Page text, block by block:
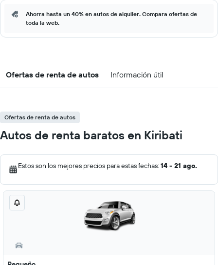
Ahorra hasta un 40% en autos de alquiler. Compara ofertas de
toda la web.
Ofertas de renta de autos Información útil
Ofertas de renta de autos
Autos de renta baratos en Kiribati
Estos son los mejores precios para estas fechas: 14 - 21 ago.